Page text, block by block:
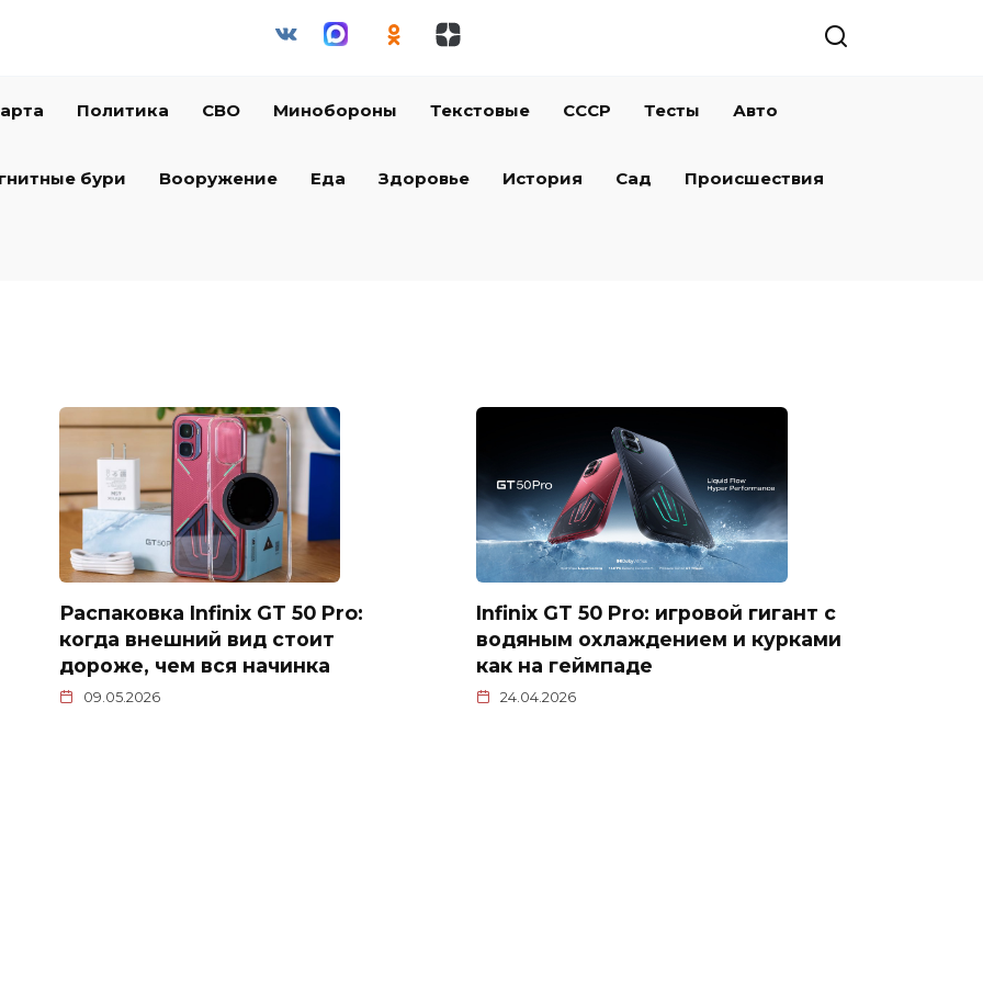
Политика СВО Минобороны Текстовые СССР Тесты Авто
бури Вооружение Еда Здоровье История Сад Происшествия
Распаковка Infinix GT 50 Pro:
когда внешний вид стоит
дороже, чем вся начинка
09.05.2026
Infinix GT 50 Pro: игровой гигант с
водяным охлаждением и курками
как на геймпаде
24.04.2026